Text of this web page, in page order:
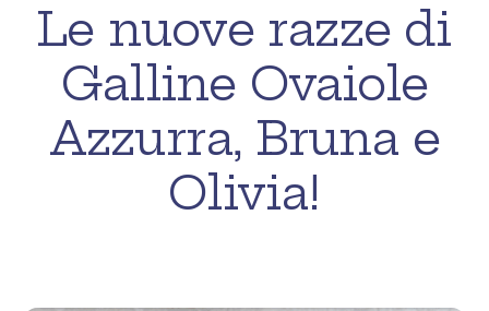
Le nuove razze di
Galline Ovaiole
Azzurra, Bruna e
Olivia!